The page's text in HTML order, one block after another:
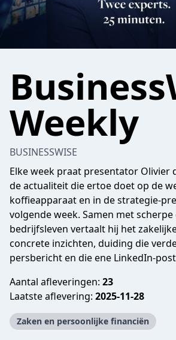
Weekly
BUSINESSWISE
Elke week praat presentator Olivier
de actualiteit die ertoe doet op de
koffieapparaat en in de strategie-
volgende week. Samen met
bedrijfsleven vertaalt hij het
concrete inzichten, duiding die
persbericht en die ene LinkedIn-
Aantal afleveringen: 23
Laatste aflevering: 2025-11-28
Zaken en persoonlijke financiën